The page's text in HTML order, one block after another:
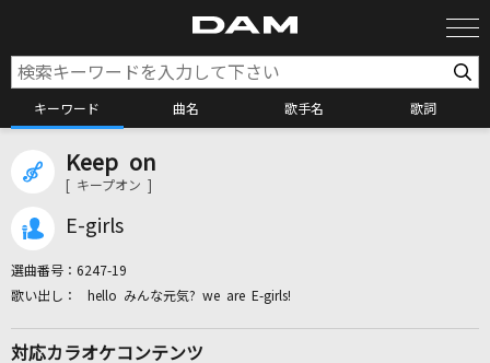
キーワード 曲名 歌手名 歌詞
Keep on
[ キープオン ]
E-girls
選曲番号： 6247-19
hello みんな元気? we are E-girls!
対応カラオケコンテンツ